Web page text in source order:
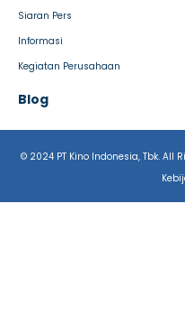
Siaran Pers
Informasi
Kegiatan Perusahaan
Blog
© 2024 PT Kino Indonesia, Tbk. All